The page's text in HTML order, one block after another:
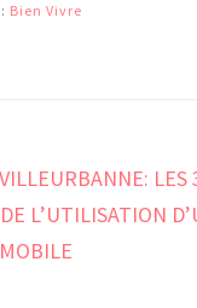
Bien Vivre
LES
L’UTILISATION